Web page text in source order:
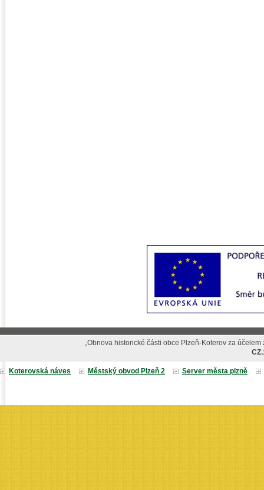
„Obnova historické části obce Plzeň-Koterov za
Koterovská náves Městský obvod Plzeň 2 Server města plzně